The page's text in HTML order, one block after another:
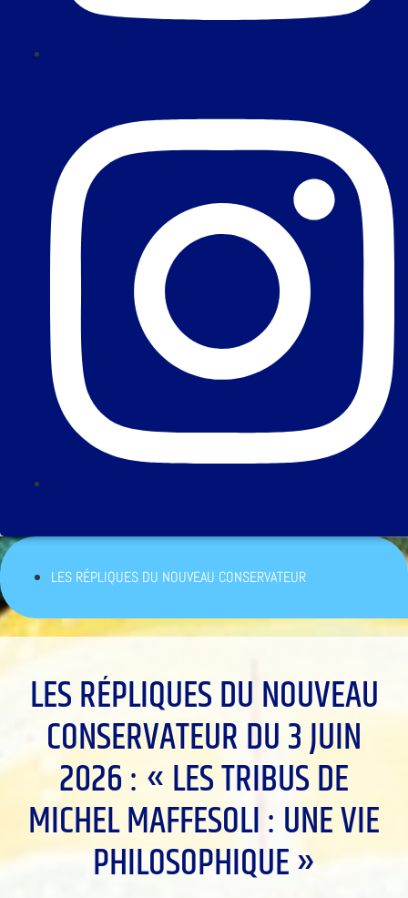
LES RÉPLIQUES DU NOUVEAU CONSERVATEUR
LES RÉPLIQUES DU NOUVEAU
CONSERVATEUR DU 3 JUIN
2026 : « LES TRIBUS DE
MICHEL MAFFESOLI : UNE VIE
PHILOSOPHIQUE »